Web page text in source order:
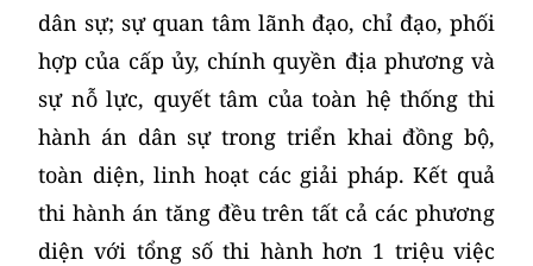
dân sự; sự quan tâm lãnh đạo, chỉ đạo, phối
hợp của cấp ủy, chính quyền địa phương và
sự nỗ lực, quyết tâm của toàn hệ thống thi
hành án dân sự trong triển khai đồng bộ,
toàn diện, linh hoạt các giải pháp. Kết quả
thi hành án tăng đều trên tất cả các phương
diện với tổng số thi hành hơn 1 triệu việc